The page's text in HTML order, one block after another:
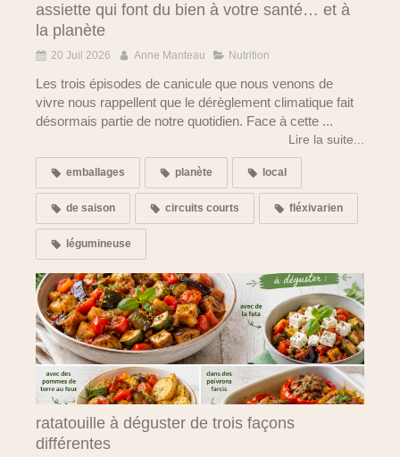
assiette qui font du bien à votre santé… et à
la planète
20 Juil 2026 Anne Manteau Nutrition
Les trois épisodes de canicule que nous venons de
vivre nous rappellent que le dérèglement climatique fait
désormais partie de notre quotidien. Face à cette ...
Lire la suite...
emballages planète local
de saison circuits courts fléxivarien
légumineuse
ratatouille à déguster de trois façons
différentes